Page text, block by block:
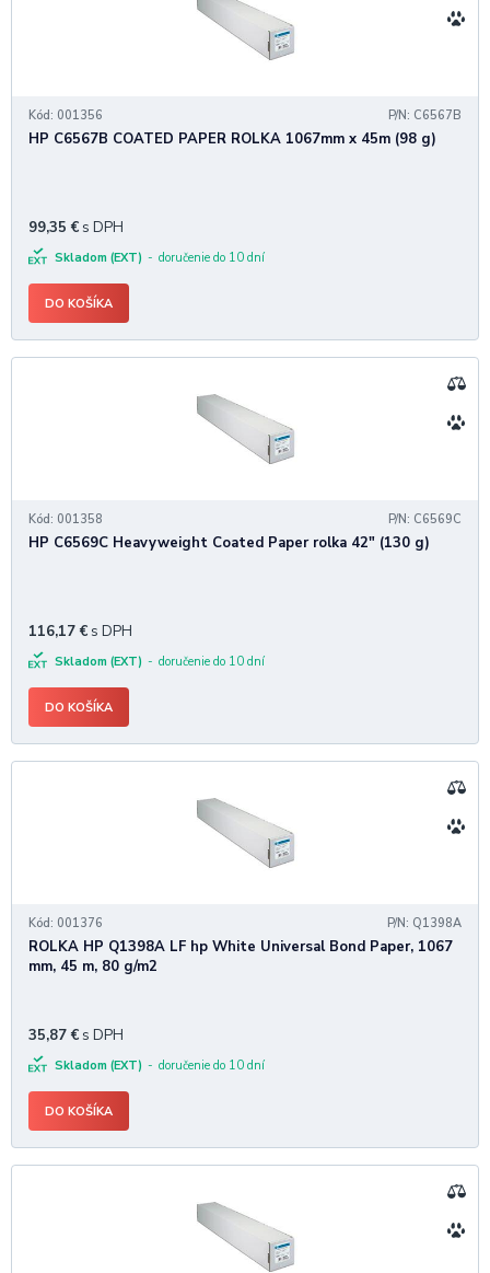
Kód: 001356 P/N: C6567B
HP C6567B COATED PAPER ROLKA 1067mm x 45m (98 g)
99,35 € s DPH
Skladom (EXT) doručenie do 10 dní
DO KOŠÍKA
Kód: 001358 P/N: C6569C
HP C6569C Heavyweight Coated Paper rolka 42" (130 g)
116,17 € s DPH
Skladom (EXT) doručenie do 10 dní
DO KOŠÍKA
Kód: 001376 P/N: Q1398A
ROLKA HP Q1398A LF hp White Universal Bond Paper, 1067
mm, 45 m, 80 g/m2
35,87 € s DPH
Skladom (EXT) doručenie do 10 dní
DO KOŠÍKA